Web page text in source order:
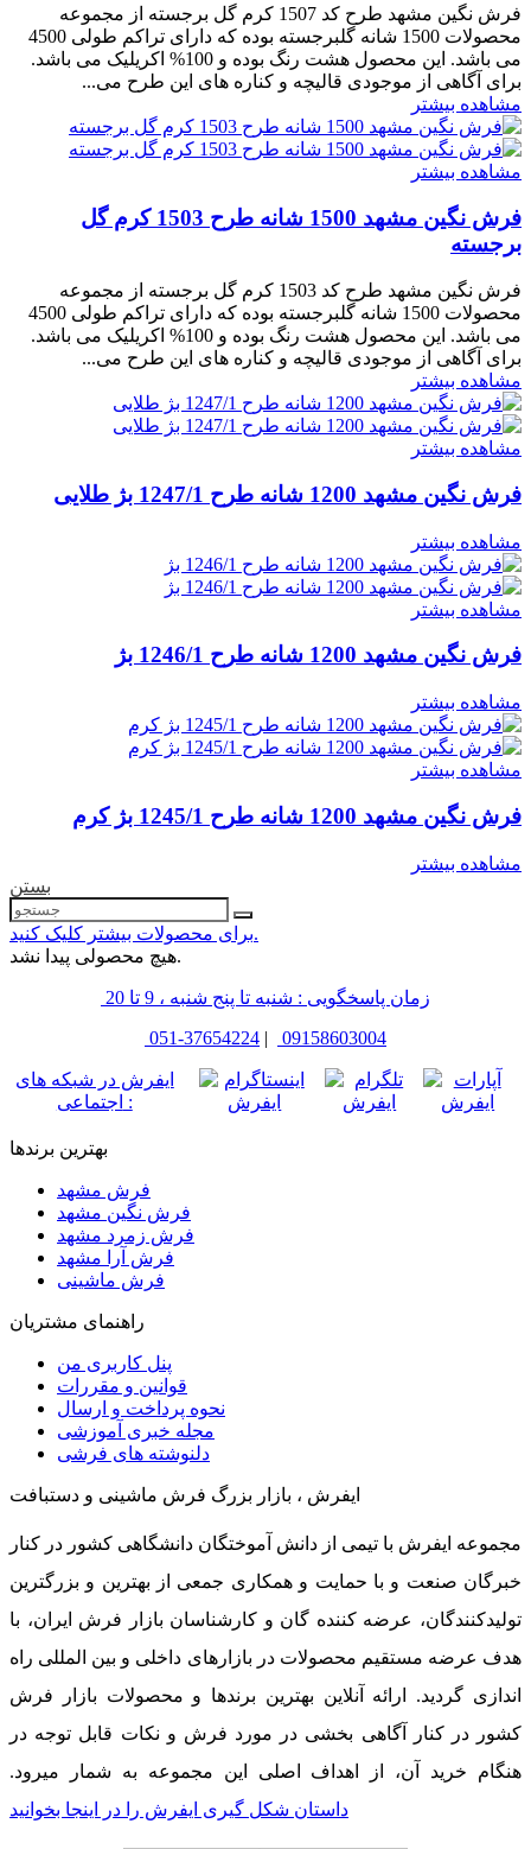
فرش نگین مشهد طرح کد 1507 کرم گل برجسته از مجموعه
محصولات 1500 شانه گلبرجسته بوده که دارای تراکم طولی 4500
می باشد. این محصول هشت رنگ بوده و 100% اکریلیک می باشد.
برای آگاهی از موجودی قالیچه و کناره های این طرح می...
مشاهده بیشتر
مشاهده بیشتر
فرش نگین مشهد 1500 شانه طرح 1503 کرم گل
برجسته
فرش نگین مشهد طرح کد 1503 کرم گل برجسته از مجموعه
محصولات 1500 شانه گلبرجسته بوده که دارای تراکم طولی 4500
می باشد. این محصول هشت رنگ بوده و 100% اکریلیک می باشد.
برای آگاهی از موجودی قالیچه و کناره های این طرح می...
مشاهده بیشتر
مشاهده بیشتر
فرش نگین مشهد 1200 شانه طرح 1247/1 بژ طلایی
مشاهده بیشتر
مشاهده بیشتر
فرش نگین مشهد 1200 شانه طرح 1246/1 بژ
مشاهده بیشتر
مشاهده بیشتر
فرش نگین مشهد 1200 شانه طرح 1245/1 بژ کرم
مشاهده بیشتر
بستن
برای محصولات بیشتر کلیک کنید.
هیچ محصولی پیدا نشد.
زمان پاسخگویی : شنبه تا پنج شنبه ، 9 تا 20
051-37654224 | 09158603004
ایفرش در شبکه های
اجتماعی :
بهترین برندها
فرش مشهد
فرش نگین مشهد
فرش زمرد مشهد
فرش آرا مشهد
فرش ماشینی
راهنمای مشتریان
پنل کاربری من
قوانین و مقررات
نحوه پرداخت و ارسال
مجله خبری آموزشی
دلنوشته های فرشی
ایفرش ، بازار بزرگ فرش ماشینی و دستبافت
مجموعه ایفرش با تیمی از دانش آموختگان دانشگاهی کشور در کنار
خبرگان صنعت و با حمایت و همکاری جمعی از بهترین و بزرگترین
تولیدکنندگان، عرضه کننده گان و کارشناسان بازار فرش ایران، با
هدف عرضه مستقیم محصولات در بازارهای داخلی و بین المللی راه
اندازی گردید. ارائه آنلاین بهترین برندها و محصولات بازار فرش
کشور در کنار آگاهی بخشی در مورد فرش و نکات قابل توجه در
هنگام خرید آن، از اهداف اصلی این مجموعه به شمار میرود.
داستان شکل گیری ایفرش را در اینجا بخوانید